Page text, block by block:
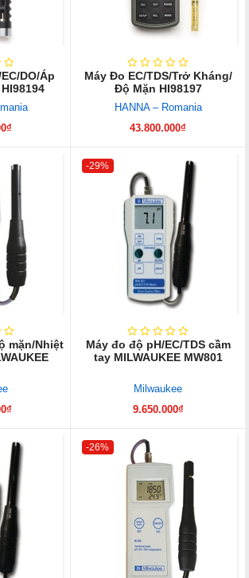
DO/Áp
Máy Đo EC/TDS/Trở Kháng/
Độ Mặn HI98197
HANNA – Romania
43.800.000₫
mặn/Nhiệt
-29%
Máy đo độ pH/EC/TDS cầm
tay MILWAUKEE MW801
Milwaukee
9.650.000₫
-26%